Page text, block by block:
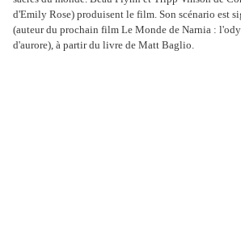
d'Emily Rose) produisent le film. Son scénario est
(auteur du prochain film Le Monde de Narnia :
d'aurore), à partir du livre de Matt Baglio.